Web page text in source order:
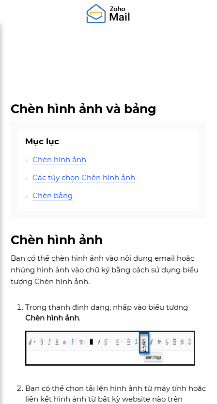
Chèn hình ảnh và bảng
Mục lục
Chèn hình ảnh
Các tùy chọn Chèn hình ảnh
Chèn bảng
Chèn hình ảnh
Bạn có thể chèn hình ảnh vào nội dung email hoặc
nhúng hình ảnh vào chữ ký bằng cách sử dụng biểu
tượng Chèn hình ảnh.
Trong thanh định dạng, nhấp vào biểu tượng
Chèn hình ảnh.
Bạn có thể chọn tải lên hình ảnh từ máy tính hoặc
liên kết hình ảnh từ bất kỳ website nào trên